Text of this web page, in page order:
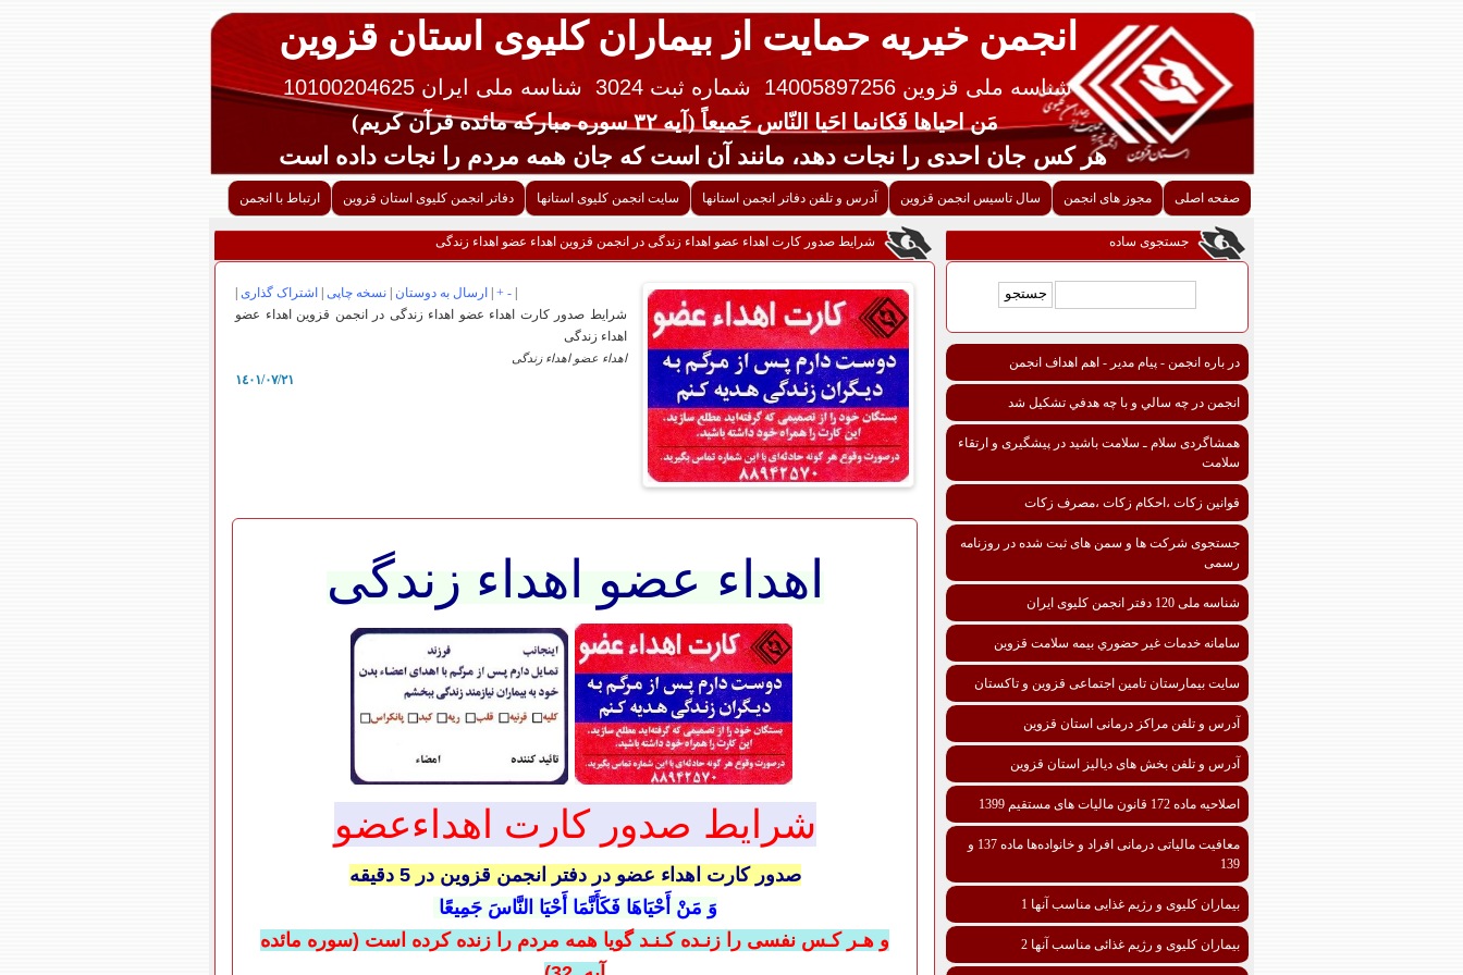
انجمن خیریه حمایت از بیماران کلیوی استان قزوین
شناسه ملی قزوین 14005897256 شماره ثبت 3024
شناسه ملی ایران 10100204625
مَن احیاها فَکانما احَیا النّاس جَمیعاً (آیه ۳۲ سوره مبارکه مائده قرآن کریم)
هر کس جان احدی را نجات دهد، مانند آن است که جان همه مردم را نجات داده است
صفحه اصلی مجوز های انجمن سال تاسیس انجمن قزوین آدرس و تلفن دفاتر انجمن استانها سایت انجمن کلیوی استانها دفاتر انجمن کلیوی استان قزوین ارتباط با انجمن
جستجوی ساده
در باره انجمن - پیام مدیر - اهم اهداف انجمن
انجمن در چه سالي و با چه هدفي تشكيل شد
همشاگردی سلام ـ سلامت باشید در پیشگیری و ارتقاء
سلامت
قوانین زکات ،احکام زکات ،مصرف زکات
جستجوی شرکت ها و سمن های ثبت شده در روزنامه
رسمی
شناسه ملی 120 دفتر انجمن کلیوی ایران
سامانه خدمات غیر حضوري بیمه سلامت قزوین
سایت بیمارستان تامین اجتماعی قزوین و تاکستان
آدرس و تلفن مراکز درمانی استان قزوین
آدرس و تلفن بخش های دیالیز استان قزوین
اصلاحیه ماده 172 قانون مالیات های مستقیم 1399
معافیت مالیاتی درمانی افراد و خانواده‌ها ماده 137 و
139
بیماران کلیوی و رژیم غذایی مناسب آنها 1
بیماران کلیوی و رژیم غذائی مناسب آنها 2
شرایط صدور کارت اهداء عضو اهداء زندگی در انجمن قزوین اهداء عضو اهداء زندگی
ارسال به دوستان نسخه چاپی اشتراک گذاری + -
شرایط صدور کارت اهداء عضو اهداء زندگی در انجمن قزوین اهداء عضو
اهداء زندگی
اهداء عضو اهداء زندگی
١٤٠١/٠٧/٢١
اهداء عضو اهداء زندگی
شرایط صدور کارت اهداءعضو
صدور کارت اهداء عضو در دفتر انجمن قزوین در 5 دقیقه
وَ مَنْ أَحْیَاهَا فَکَأَنَّمَا أَحْیَا النَّاسَ جَمِیعًا
و هـر كـس نفسی را زنـده كـنـد گويا همه مردم را زنده كرده است (سوره مائده